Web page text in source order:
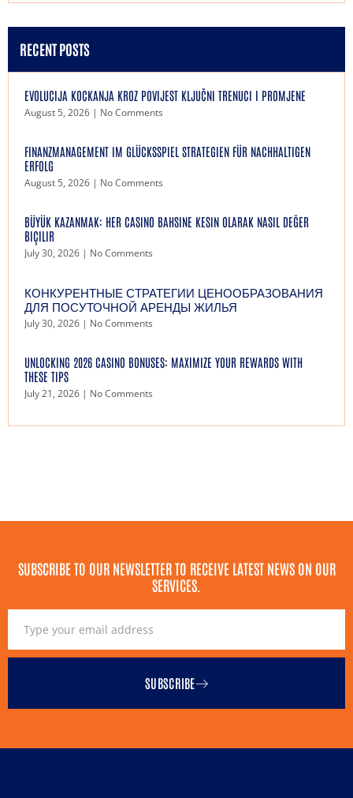
RECENT POSTS
EVOLUCIJA KOCKANJA KROZ POVIJEST KLJUČNI TRENUCI I PROMJENE
August 5, 2026 No Comments
FINANZMANAGEMENT IM GLÜCKSSPIEL STRATEGIEN FÜR NACHHALTIGEN
ERFOLG
August 5, 2026 No Comments
BÜYÜK KAZANMAK: HER CASINO BAHSINE KESIN OLARAK NASIL DEĞER
BIÇILIR
July 30, 2026 No Comments
КОНКУРЕНТНЫЕ СТРАТЕГИИ ЦЕНООБРАЗОВАНИЯ
ДЛЯ ПОСУТОЧНОЙ АРЕНДЫ ЖИЛЬЯ
July 30, 2026 No Comments
UNLOCKING 2026 CASINO BONUSES: MAXIMIZE YOUR REWARDS WITH
THESE TIPS
July 21, 2026 No Comments
SUBSCRIBE TO OUR NEWSLETTER TO RECEIVE LATEST NEWS ON OUR
SERVICES.
SUBSCRIBE